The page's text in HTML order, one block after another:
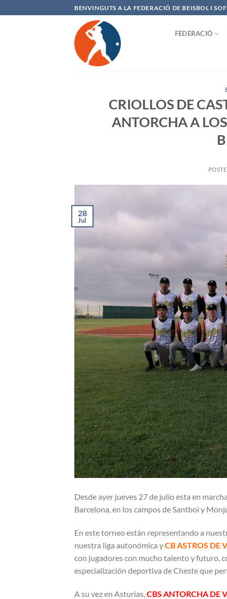
al
BENVINGUTS A LA FEDERACIÓ DE BEISBOL I
FEDERACIÓ
CRIOLLOS DE
ANTORCHA A
28
Jul
Desde ayer jueves 27 de julio esta en
Barcelona, en los campos de Santboi y
En este torneo están representando a
nuestra liga autonómica yCB ASTROS DE
con jugadores con mucho talento y futuro,
especialización deportiva de Cheste que
A su vez en Asturias, CBS ANTORCHA DE